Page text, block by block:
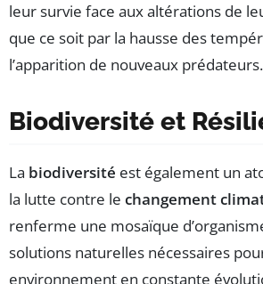
leur survie face aux altérations de
que ce soit par la hausse des
l’apparition de nouveaux prédateurs.
Biodiversité et
La biodiversité est également un
la lutte contre le changement
renferme une mosaïque
solutions naturelles nécessaires
environnement en constante